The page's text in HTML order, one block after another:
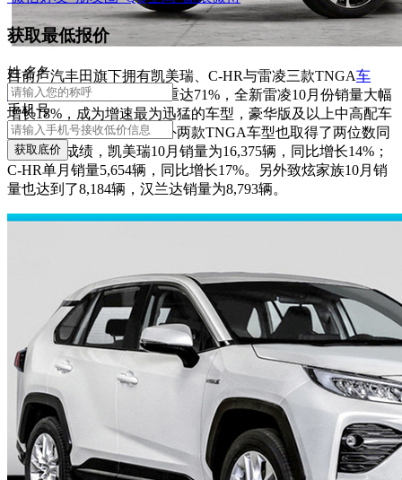
目前广汽丰田旗下拥有凯美瑞、C-HR与雷凌三款TNGA车
型，在10月份整体销量比重达71%，全新雷凌10月份销量大幅
增长18%，成为增速最为迅猛的车型，豪华版及以上中高配车
型占比更是高达94%。另外两款TNGA车型也取得了两位数同
比增长的成绩，凯美瑞10月销量为16,375辆，同比增长14%；
C-HR单月销量5,654辆，同比增长17%。另外致炫家族10月销
量也达到了8,184辆，汉兰达销量为8,793辆。
获取最低报价
姓名名
手机号
获取底价